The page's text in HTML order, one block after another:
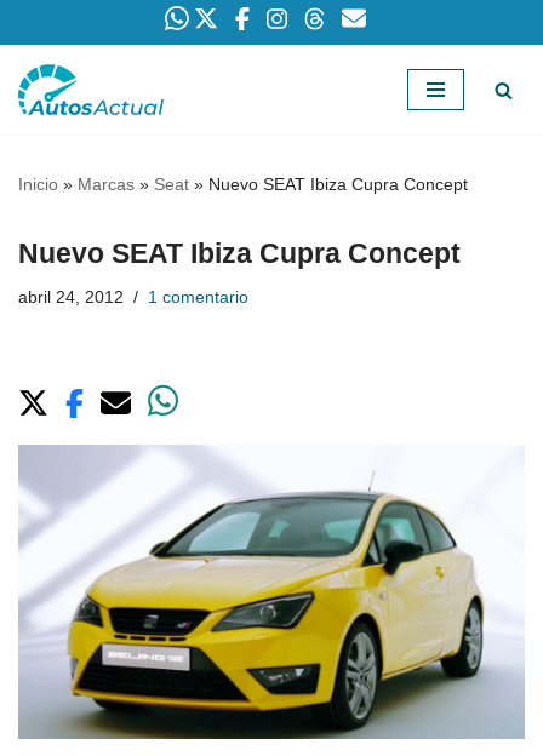
Saltar
Inicio » Marcas » Seat » Nuevo SEAT Ibiza Cupra Concept
Nuevo SEAT Ibiza Cupra Concept
abril 24, 2012 1 comentario